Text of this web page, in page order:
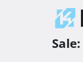
Sale: